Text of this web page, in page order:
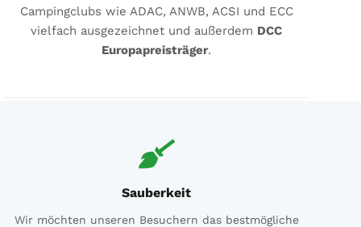
Campingclubs wie ADAC, ANWB, ACSI und ECC
vielfach ausgezeichnet und außerdem DCC
Europapreisträger.
Sauberkeit
Wir möchten unseren Besuchern das bestmögliche